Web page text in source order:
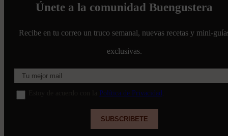
Únete a la comunidad Buengustera
Recibe en tu correo un truco semanal, nuevas recetas y mini-
exclusivas.
Política de Privacidad